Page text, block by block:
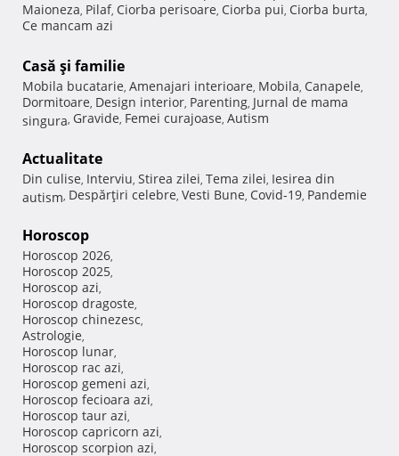
Maioneza, Pilaf, Ciorba perisoare, Ciorba pui, Ciorba burta,
Ce mancam azi
Casă şi familie
Mobila bucatarie, Amenajari interioare, Mobila, Canapele,
Dormitoare, Design interior, Parenting, Jurnal de mama
singura, Gravide, Femei curajoase, Autism
Actualitate
Din culise, Interviu, Stirea zilei, Tema zilei, Iesirea din
autism, Despărţiri celebre, Vesti Bune, Covid-19, Pandemie
Horoscop
Horoscop 2026,
Horoscop 2025,
Horoscop azi,
Horoscop dragoste,
Horoscop chinezesc,
Astrologie,
Horoscop lunar,
Horoscop rac azi,
Horoscop gemeni azi,
Horoscop fecioara azi,
Horoscop taur azi,
Horoscop capricorn azi,
Horoscop scorpion azi,